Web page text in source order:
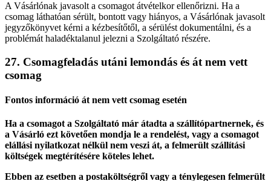
A Vásárlónak javasolt a csomagot átvételkor ellenőrizni. Ha a
csomag láthatóan sérült, bontott vagy hiányos, a Vásárlónak javasolt
jegyzőkönyvet kérni a kézbesítőtől, a sérülést dokumentálni, és a
problémát haladéktalanul jelezni a Szolgáltató részére.
27. Csomagfeladás utáni lemondás és át nem vett
csomag
Fontos információ át nem vett csomag esetén
Ha a csomagot a Szolgáltató már átadta a szállítópartnernek, és
a Vásárló ezt követően mondja le a rendelést, vagy a csomagot
elállási nyilatkozat nélkül nem veszi át, a felmerült szállítási
költségek megtérítésére köteles lehet.
Ebben az esetben a postaköltségről vagy a ténylegesen felmerült